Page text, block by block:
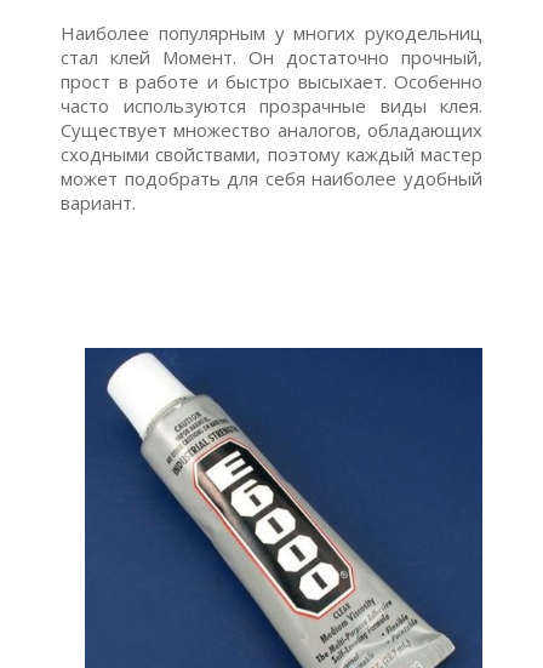
Наиболее популярным у многих рукодельниц
стал клей Момент. Он достаточно прочный,
прост в работе и быстро высыхает. Особенно
часто используются прозрачные виды клея.
Существует множество аналогов, обладающих
сходными свойствами, поэтому каждый мастер
может подобрать для себя наиболее удобный
вариант.